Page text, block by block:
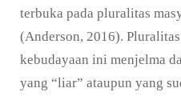
terbuka pada pluralitas
(Anderson, 2016).
kebudayaan ini menjelma
yang “liar” ataupun yang